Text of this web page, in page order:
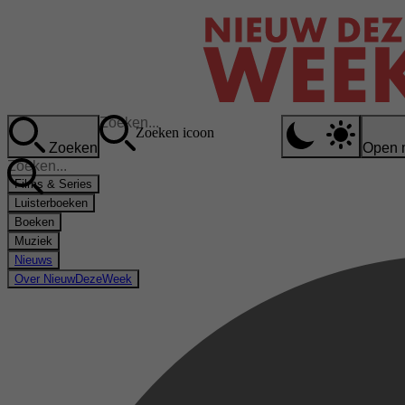
Zoeken
Zoeken icoon
Open
Films & Series
Luisterboeken
Boeken
Muziek
Nieuws
Over NieuwDezeWeek